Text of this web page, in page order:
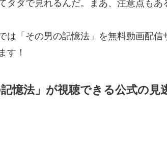
タダで見れるんだ。まあ、注意点も
は「その男の記憶法」を無料動画配信
す！
憶法」が視聴できる公式の見